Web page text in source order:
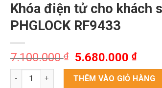
Khóa điện tử cho khách
PHGLOCK RF9433
7.100.000₫
Giá
gốc
là:
5.680.000 ₫Giá
hiện
tại
Khóa điện tử cho khách sạn PHGLOCK
THÊM VÀO GIỎ HÀNG